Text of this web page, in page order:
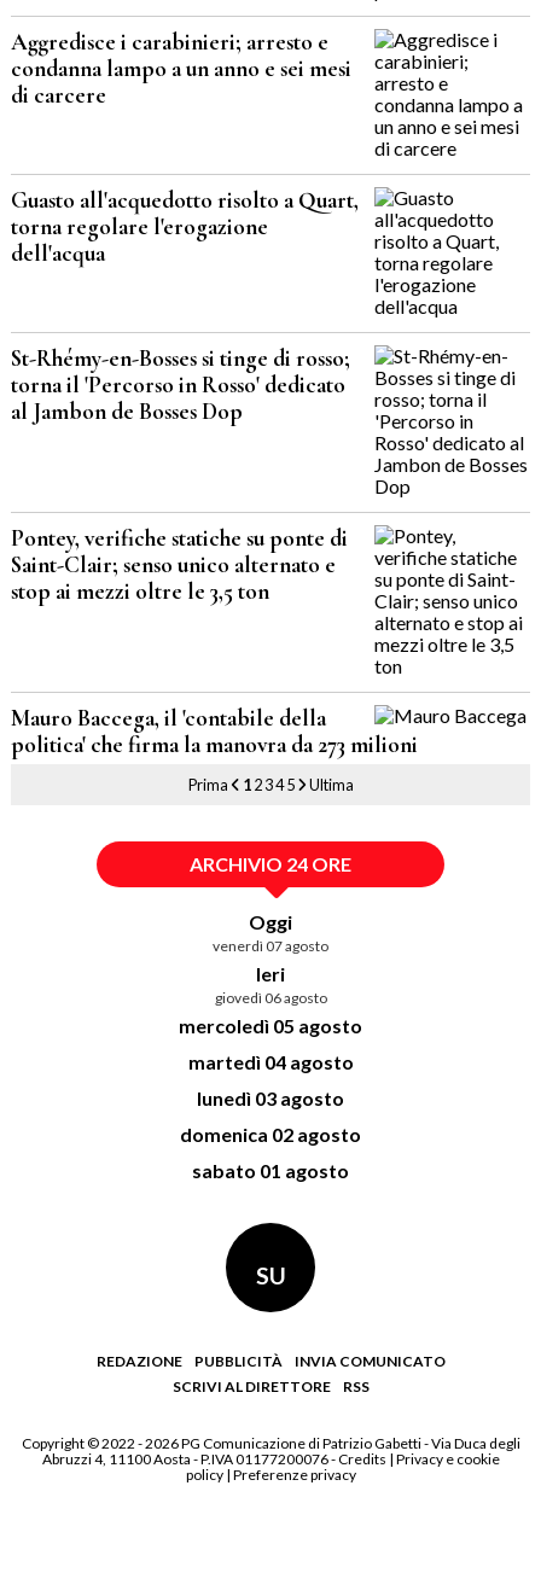
Aggredisce i carabinieri; arresto e
condanna lampo a un anno e sei mesi
di carcere
Guasto all'acquedotto risolto a Quart,
torna regolare l'erogazione
dell'acqua
St-Rhémy-en-Bosses si tinge di rosso;
torna il 'Percorso in Rosso' dedicato
al Jambon de Bosses Dop
Pontey, verifiche statiche su ponte di
Saint-Clair; senso unico alternato e
stop ai mezzi oltre le 3,5 ton
Mauro Baccega, il 'contabile della
politica' che firma la manovra da 273 milioni
Prima 1 2 34 5 Ultima
ARCHIVIO 24 ORE
Oggi
venerdì 07 agosto
Ieri
giovedì 06 agosto
mercoledì 05 agosto
martedì 04 agosto
lunedì 03 agosto
domenica 02 agosto
sabato 01 agosto
SU
REDAZIONE PUBBLICITÀ
INVIA COMUNICATO
SCRIVI AL DIRETTORE
RSS
Copyright © 2022 - 2026 PG Comunicazione di Patrizio Gabetti - Via Duca degli
Abruzzi 4, 11100 Aosta - P.IVA 01177200076 -Credits | Privacy e cookie
policy| Preferenze privacy